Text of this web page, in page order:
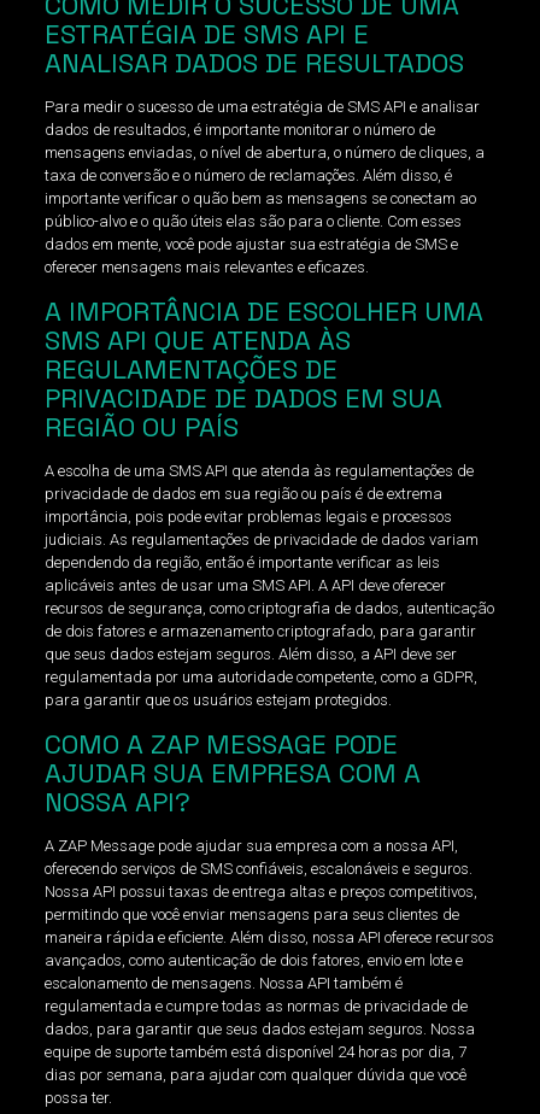
ESTRATÉGIA DE SMS API E
ANALISAR DADOS DE RESULTADOS
Para medir o sucesso de uma estratégia de SMS API e analisar
dados de resultados, é importante monitorar o número de
mensagens enviadas, o nível de abertura, o número de cliques, a
taxa de conversão e o número de reclamações. Além disso, é
importante verificar o quão bem as mensagens se conectam ao
público-alvo e o quão úteis elas são para o cliente. Com esses
dados em mente, você pode ajustar sua estratégia de SMS e
oferecer mensagens mais relevantes e eficazes.
A IMPORTÂNCIA DE ESCOLHER UMA
SMS API QUE ATENDA ÀS
REGULAMENTAÇÕES DE
PRIVACIDADE DE DADOS EM SUA
REGIÃO OU PAÍS
A escolha de uma SMS API que atenda às regulamentações de
privacidade de dados em sua região ou país é de extrema
importância, pois pode evitar problemas legais e processos
judiciais. As regulamentações de privacidade de dados variam
dependendo da região, então é importante verificar as leis
aplicáveis antes de usar uma SMS API. A API deve oferecer
recursos de segurança, como criptografia de dados, autenticação
de dois fatores e armazenamento criptografado, para garantir
que seus dados estejam seguros. Além disso, a API deve ser
regulamentada por uma autoridade competente, como a GDPR,
para garantir que os usuários estejam protegidos.
COMO A ZAP MESSAGE PODE
AJUDAR SUA EMPRESA COM A
NOSSA API?
A ZAP Message pode ajudar sua empresa com a nossa API,
oferecendo serviços de SMS confiáveis, escalonáveis ​​e seguros.
Nossa API possui taxas de entrega altas e preços competitivos,
permitindo que você enviar mensagens para seus clientes de
maneira rápida e eficiente. Além disso, nossa API oferece recursos
avançados, como autenticação de dois fatores, envio em lote e
escalonamento de mensagens. Nossa API também é
regulamentada e cumpre todas as normas de privacidade de
dados, para garantir que seus dados estejam seguros. Nossa
equipe de suporte também está disponível 24 horas por dia, 7
dias por semana, para ajudar com qualquer dúvida que você
possa ter.